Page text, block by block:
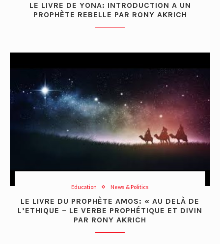
LE LIVRE DE YONA: INTRODUCTION A UN
PROPHÈTE REBELLE PAR RONY AKRICH
Education News & Politics
LE LIVRE DU PROPHÈTE AMOS: « AU DELÀ DE
L’ETHIQUE – LE VERBE PROPHÉTIQUE ET DIVIN
PAR RONY AKRICH